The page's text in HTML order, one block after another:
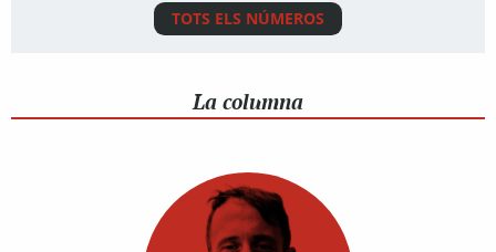
TOTS ELS NÚMEROS
La columna